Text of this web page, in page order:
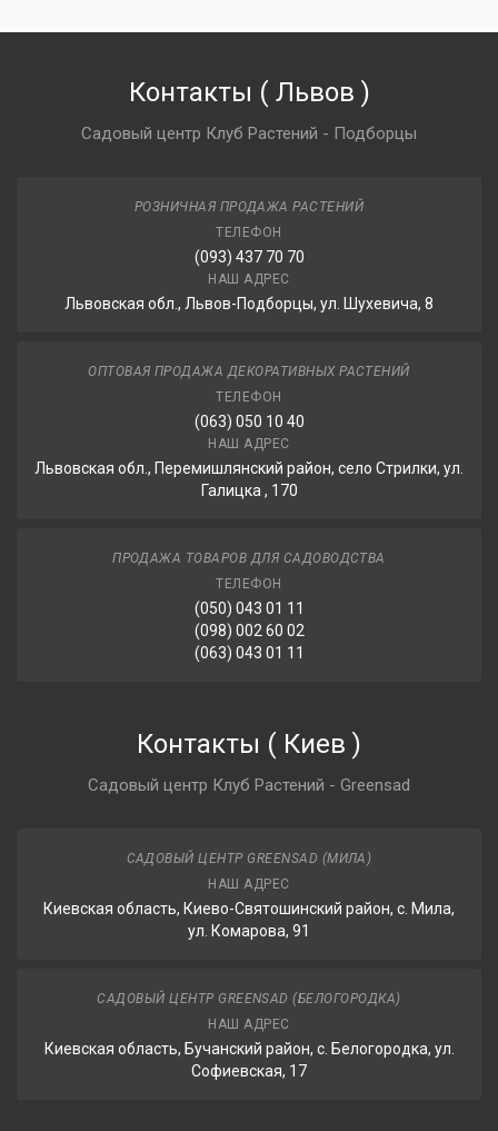
Контакты ( Львов )
Садовый центр Клуб Растений - Подборцы
РОЗНИЧНАЯ ПРОДАЖА РАСТЕНИЙ
ТЕЛЕФОН
(093) 437 70 70
НАШ АДРЕС
Львовская обл., Львов-Подборцы, ул. Шухевича, 8
ОПТОВАЯ ПРОДАЖА ДЕКОРАТИВНЫХ РАСТЕНИЙ
ТЕЛЕФОН
(063) 050 10 40
НАШ АДРЕС
Львовская обл., Перемишлянский район, село Стрилки, ул.
Галицка , 170
ПРОДАЖА ТОВАРОВ ДЛЯ САДОВОДСТВА
ТЕЛЕФОН
(050) 043 01 11
(098) 002 60 02
(063) 043 01 11
Контакты ( Киев )
Садовый центр Клуб Растений - Greensad
САДОВЫЙ ЦЕНТР GREENSAD (МИЛА)
НАШ АДРЕС
Киевская область, Киево-Святошинский район, с. Мила,
ул. Комарова, 91
САДОВЫЙ ЦЕНТР GREENSAD (БЕЛОГОРОДКА)
НАШ АДРЕС
Киевская область, Бучанский район, с. Белогородка, ул.
Софиевская, 17